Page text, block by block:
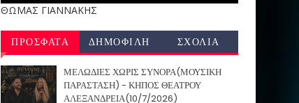
ΘΩΜΑΣ ΓΙΑΝΝΑΚΗΣ
ΠΡΟΣΦΑΤΑ ΔΗΜΟΦΙΛΗ ΣΧΟΛΙΑ
ΜΕΛΩΔΙΕΣ ΧΩΡΙΣ ΣΥΝΟΡΑ(ΜΟΥΣΙΚΗ
ΠΑΡΑΣΤΑΣΗ) - ΚΗΠΟΣ ΘΕΑΤΡΟΥ
ΑΛΕΞΑΝΔΡΕΙΑ(10/7/2026)